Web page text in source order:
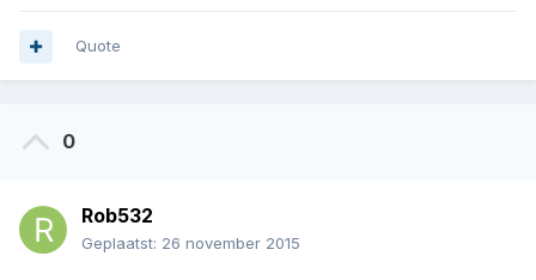
Quote
0
Rob532
Geplaatst: 26 november 2015